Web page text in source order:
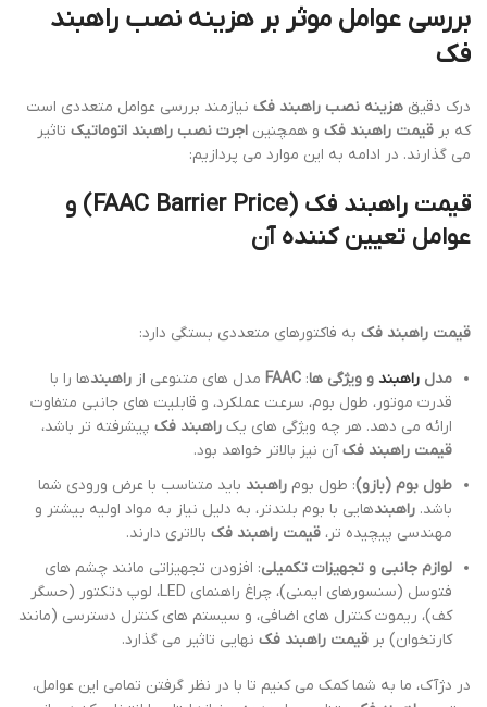
بررسی عوامل موثر بر هزینه نصب راهبند
فک
درک دقیق هزینه نصب راهبند فک نیازمند بررسی عوامل متعددی است
که بر قیمت راهبند فک و همچنین اجرت نصب راهبند اتوماتیک تاثیر
می گذارند. در ادامه به این موارد می پردازیم:
قیمت راهبند فک (FAAC Barrier Price)
و
عوامل تعیین کننده آن
قیمت راهبند فک به فاکتورهای متعددی بستگی دارد:
مدل راهبند و ویژگی ها:
FAAC مدل های متنوعی از راهبندها را با
قدرت موتور، طول بوم، سرعت عملکرد، و قابلیت های جانبی متفاوت
ارائه می دهد. هر چه ویژگی های یک راهبند فک پیشرفته تر باشد،
قیمت راهبند فکآن نیز بالاتر خواهد بود.
طول بوم (بازو): طول بوم راهبند باید متناسب با عرض ورودی شما
باشد. راهبندهایی با بوم بلندتر، به دلیل نیاز به مواد اولیه بیشتر و
مهندسی پیچیده تر، قیمت راهبند فک بالاتری دارند.
لوازم جانبی و تجهیزات تکمیلی: افزودن تجهیزاتی مانند چشم های
فتوسل (سنسورهای ایمنی)، چراغ راهنمای LED، لوپ دتکتور (حسگر
کف)، ریموت کنترل های اضافی، و سیستم های کنترل دسترسی (مانند
کارتخوان) بر قیمت راهبند فک نهایی تاثیر می گذارد.
در دژآک، ما به شما کمک می کنیم تا با در نظر گرفتن تمامی این عوامل،